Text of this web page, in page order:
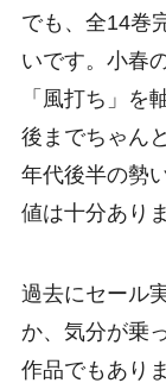
でも、全14巻
いです。小春
「風打ち」を
後までちゃん
年代後半の勢
値は十分ありま
過去にセール
か、気分が乗
作品でもあり